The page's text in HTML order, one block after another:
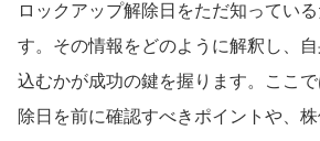
ロックアップ解除日をただ知ってい
す。その情報をどのように解釈し、
込むかが成功の鍵を握ります。ここ
除日を前に確認すべきポイントや、